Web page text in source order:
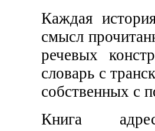
Каждая
смысл
речевых
словарь с
собственных с
Книга